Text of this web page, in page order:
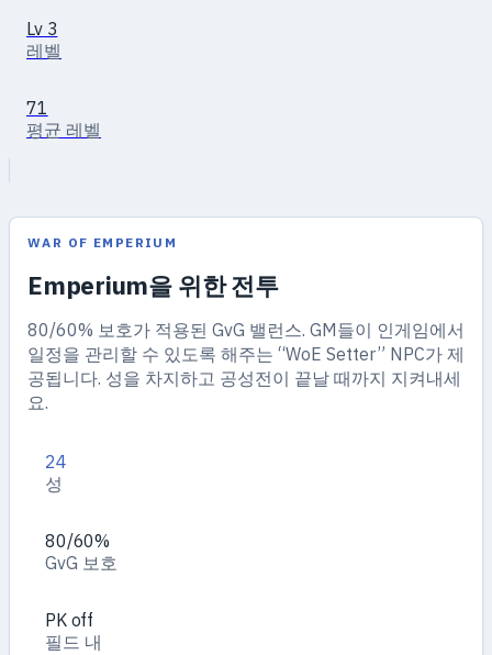
Lv 3
레벨
71
평균 레벨
WAR OF EMPERIUM
Emperium을 위한 전투
80/60% 보호가 적용된 GvG 밸런스. GM들이 인게임에서
일정을 관리할 수 있도록 해주는 “WoE Setter” NPC가 제
공됩니다. 성을 차지하고 공성전이 끝날 때까지 지켜내세
요.
24
성
80/60%
GvG 보호
PK off
필드 내